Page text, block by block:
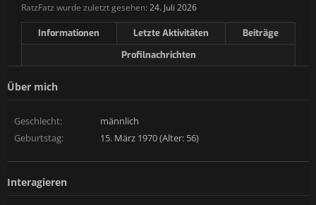
RatzFatz wurde zuletzt gesehen: 24. Juli 2026
Informationen Letzte Aktivitäten
Beiträge
Profilnachrichten
Über mich
Geschlecht:
männlich
Geburtstag:
15. März 1970 (Alter: 56)
Interagieren